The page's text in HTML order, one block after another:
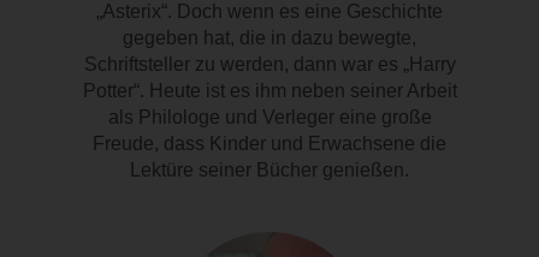
„Asterix“. Doch wenn es eine Geschichte
gegeben hat, die in dazu bewegte,
Schriftsteller zu werden, dann war es „Harry
Potter“. Heute ist es ihm neben seiner Arbeit
als Philologe und Verleger eine große
Freude, dass Kinder und Erwachsene die
Lektüre seiner Bücher genießen.